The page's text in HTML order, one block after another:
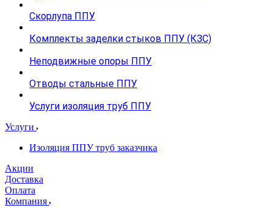
Скорлупа ППУ
Комплекты заделки стыков ППУ (КЗС)
Неподвижные опоры ППУ
Отводы стальные ППУ
Услуги изоляция труб ППУ
Услуги
Изоляция ППУ труб заказчика
Акции
Доставка
Оплата
Компания